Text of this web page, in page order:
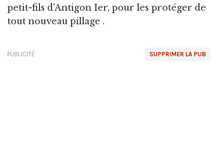
petit-fils d'Antigon Ier, pour les protéger de
tout nouveau pillage .
SUPPRIMER LA PUB
PUBLICITÉ